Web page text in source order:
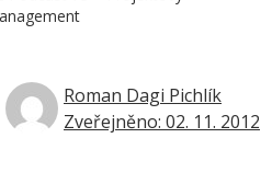
Roman Dagi Pichlík
Zveřejněno: 02. 11. 2012